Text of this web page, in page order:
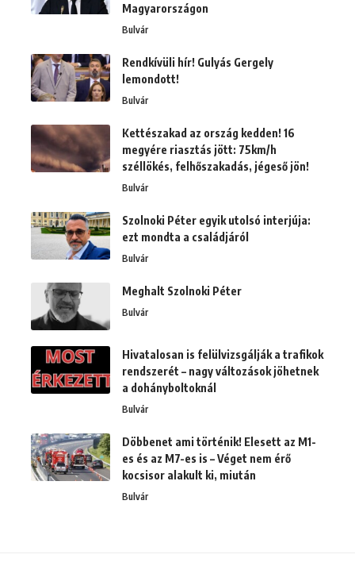
Magyarországon
Bulvár
Rendkívüli hír! Gulyás Gergely
lemondott!
Bulvár
Kettészakad az ország kedden! 16
megyére riasztás jött: 75km/h
széllökés, felhőszakadás, jégeső jön!
Bulvár
Szolnoki Péter egyik utolsó interjúja:
ezt mondta a családjáról
Bulvár
Meghalt Szolnoki Péter
Bulvár
Hivatalosan is felülvizsgálják a trafikok
rendszerét – nagy változások jöhetnek
a dohányboltoknál
Bulvár
Döbbenet ami történik! Elesett az M1-
es és az M7-es is – Véget nem érő
kocsisor alakult ki, miután
Bulvár